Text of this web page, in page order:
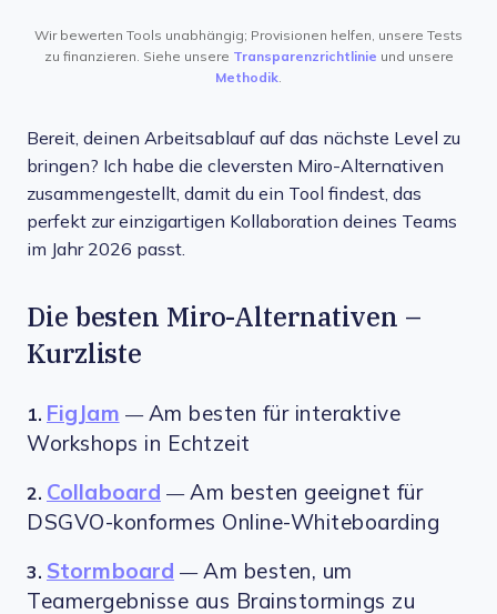
Wir bewerten Tools unabhängig; Provisionen helfen, unsere Tests
zu finanzieren. Siehe unsere Transparenzrichtlinie und unsere
Methodik.
Bereit, deinen Arbeitsablauf auf das nächste Level zu
bringen? Ich habe die cleversten Miro-Alternativen
zusammengestellt, damit du ein Tool findest, das
perfekt zur einzigartigen Kollaboration deines Teams
im Jahr 2026 passt.
Die besten Miro-Alternativen –
Kurzliste
1. FigJam — Am besten für interaktive
Workshops in Echtzeit
2. Collaboard — Am besten geeignet für
DSGVO-konformes Online-Whiteboarding
3. Stormboard — Am besten, um
Teamergebnisse aus Brainstormings zu